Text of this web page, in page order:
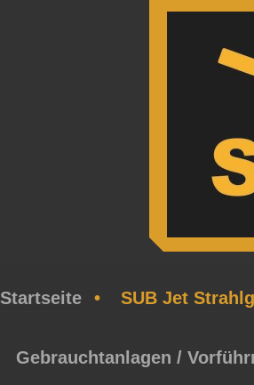
Startseite SUB Jet
Gebrauchtanlagen /